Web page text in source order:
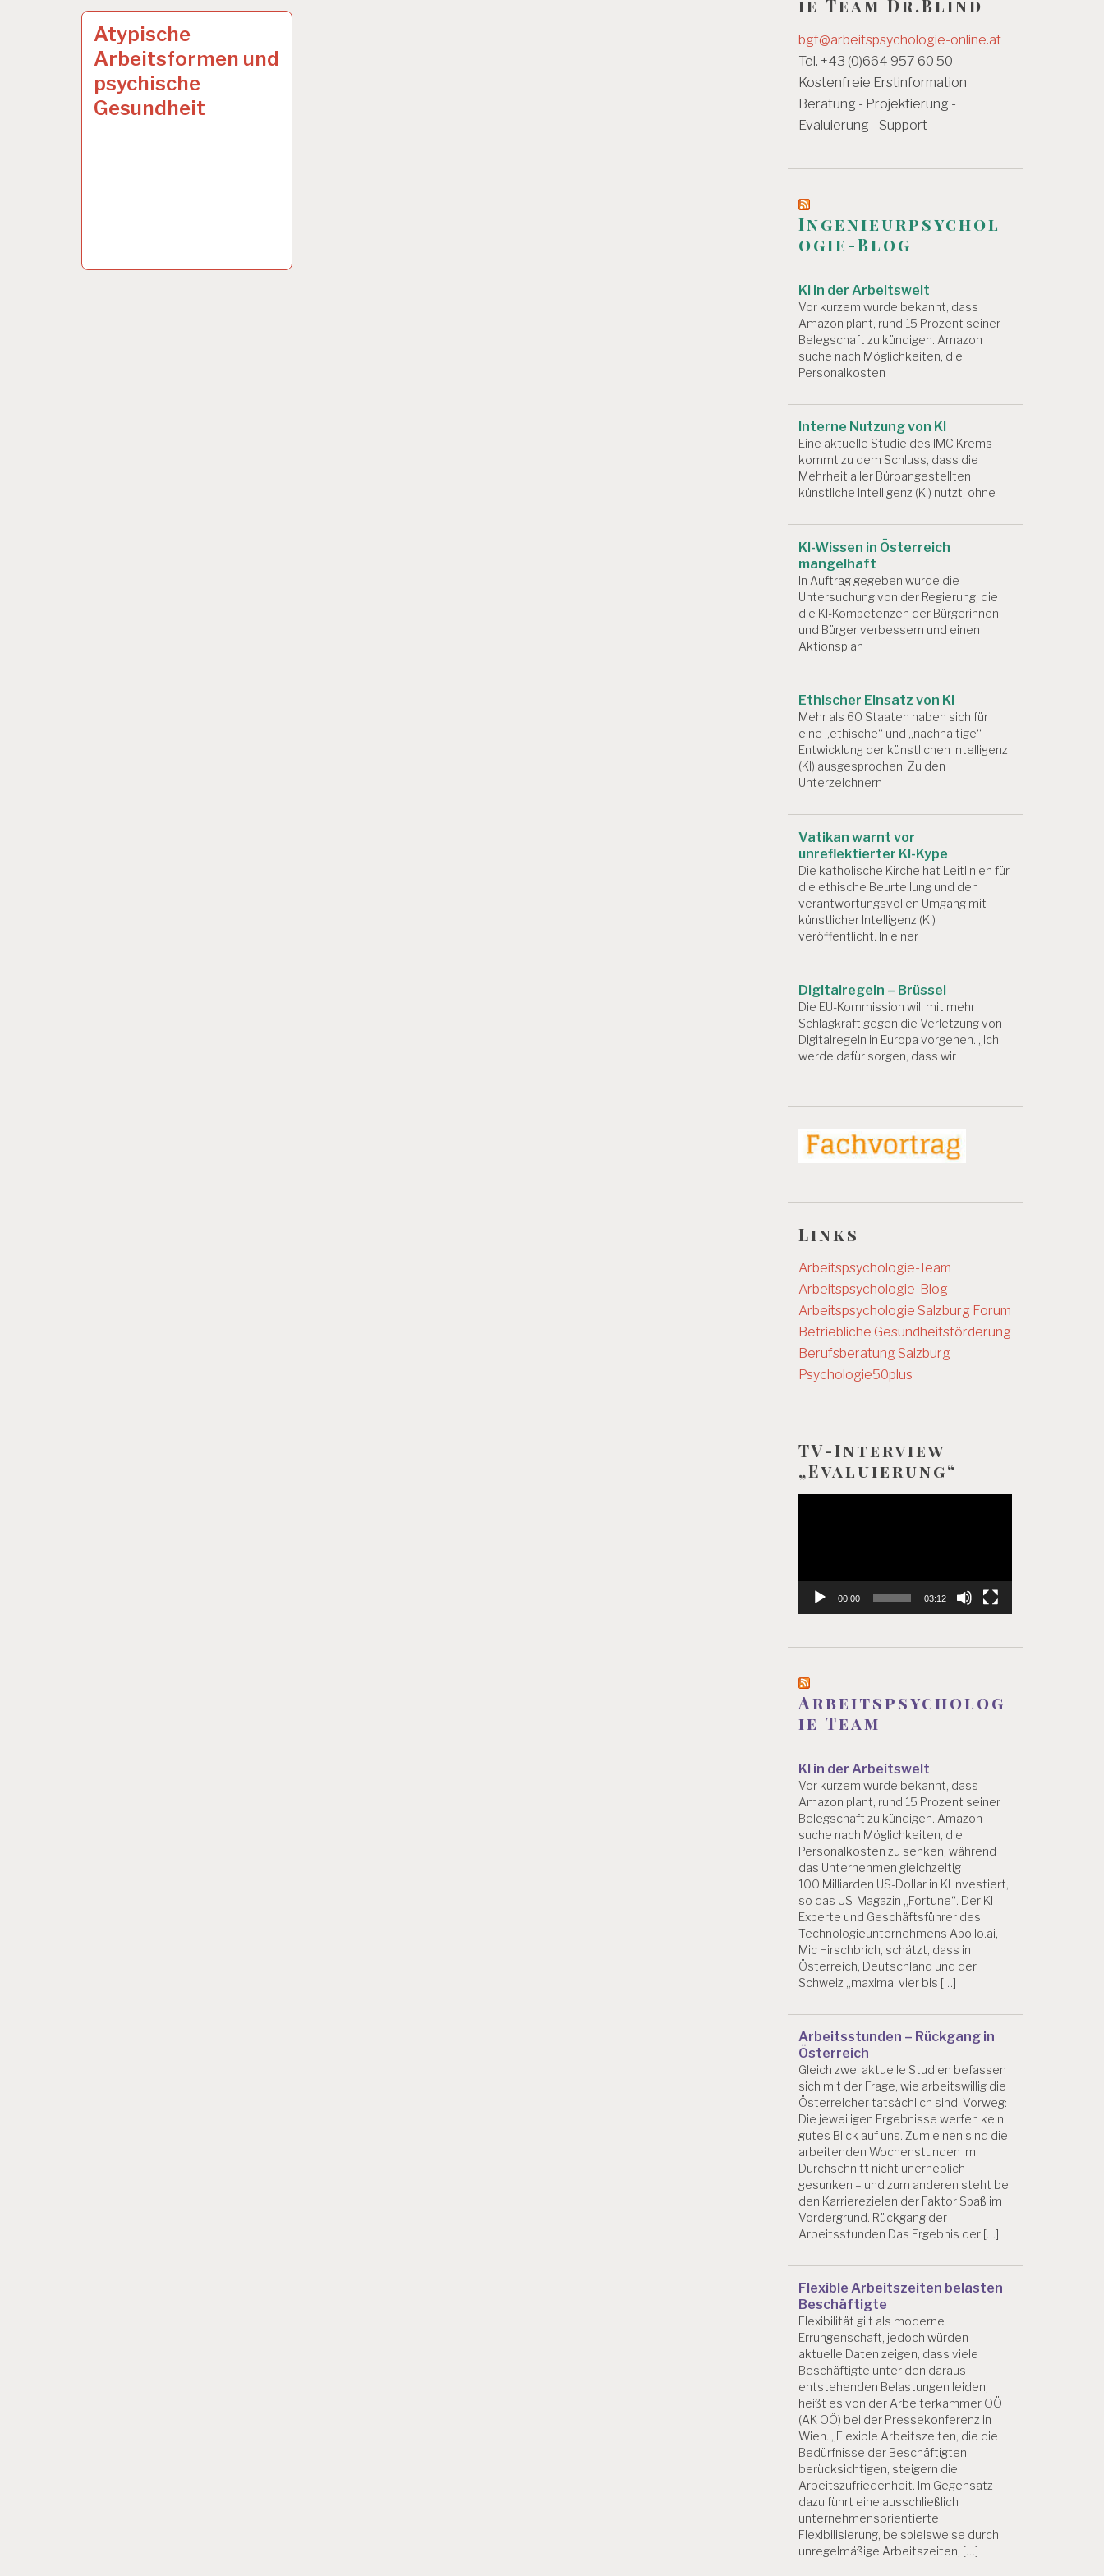
ARBEIT
UND
GESUNDHEIT…
Atypische
Arbeitsformen und
psychische
Gesundheit
27 JAN. 2020
ie Team Dr.Blind
bgf@arbeitspsychologie-online.at
Tel. +43 (0)664 957 60 50
Kostenfreie Erstinformation
Beratung - Projektierung -
Evaluierung - Support
Ingenieurpsychol
ogie-Blog
KI in der Arbeitswelt
Vor kurzem wurde bekannt, dass
Amazon plant, rund 15 Prozent seiner
Belegschaft zu kündigen. Amazon
suche nach Möglichkeiten, die
Personalkosten
Interne Nutzung von KI
Eine aktuelle Studie des IMC Krems
kommt zu dem Schluss, dass die
Mehrheit aller Büroangestellten
künstliche Intelligenz (KI) nutzt, ohne
KI-Wissen in Österreich
mangelhaft
In Auftrag gegeben wurde die
Untersuchung von der Regierung, die
die KI-Kompetenzen der Bürgerinnen
und Bürger verbessern und einen
Aktionsplan
Ethischer Einsatz von KI
Mehr als 60 Staaten haben sich für
eine „ethische“ und „nachhaltige“
Entwicklung der künstlichen Intelligenz
(KI) ausgesprochen. Zu den
Unterzeichnern
Vatikan warnt vor
unreflektierter KI-Kype
Die katholische Kirche hat Leitlinien für
die ethische Beurteilung und den
verantwortungsvollen Umgang mit
künstlicher Intelligenz (KI)
veröffentlicht. In einer
Digitalregeln – Brüssel
Die EU-Kommission will mit mehr
Schlagkraft gegen die Verletzung von
Digitalregeln in Europa vorgehen. „Ich
werde dafür sorgen, dass wir
Links
Arbeitspsychologie-Team
Arbeitspsychologie-Blog
Arbeitspsychologie Salzburg Forum
Betriebliche Gesundheitsförderung
Berufsberatung Salzburg
Psychologie50plus
TV-Interview
„Evaluierung“
00:00 03:12
Arbeitspsycholog
ie Team
KI in der Arbeitswelt
Vor kurzem wurde bekannt, dass
Amazon plant, rund 15 Prozent seiner
Belegschaft zu kündigen. Amazon
suche nach Möglichkeiten, die
Personalkosten zu senken, während
das Unternehmen gleichzeitig
100 Milliarden US-Dollar in KI investiert,
so das US-Magazin „Fortune“. Der KI-
Experte und Geschäftsführer des
Technologieunternehmens Apollo.ai,
Mic Hirschbrich, schätzt, dass in
Österreich, Deutschland und der
Schweiz „maximal vier bis […]
Arbeitsstunden – Rückgang in
Österreich
Gleich zwei aktuelle Studien befassen
sich mit der Frage, wie arbeitswillig die
Österreicher tatsächlich sind. Vorweg:
Die jeweiligen Ergebnisse werfen kein
gutes Blick auf uns. Zum einen sind die
arbeitenden Wochenstunden im
Durchschnitt nicht unerheblich
gesunken – und zum anderen steht bei
den Karrierezielen der Faktor Spaß im
Vordergrund. Rückgang der
Arbeitsstunden Das Ergebnis der […]
Flexible Arbeitszeiten belasten
Beschäftigte
Flexibilität gilt als moderne
Errungenschaft, jedoch würden
aktuelle Daten zeigen, dass viele
Beschäftigte unter den daraus
entstehenden Belastungen leiden,
heißt es von der Arbeiterkammer OÖ
(AK OÖ) bei der Pressekonferenz in
Wien. „Flexible Arbeitszeiten, die die
Bedürfnisse der Beschäftigten
berücksichtigen, steigern die
Arbeitszufriedenheit. Im Gegensatz
dazu führt eine ausschließlich
unternehmensorientierte
Flexibilisierung, beispielsweise durch
unregelmäßige Arbeitszeiten, […]